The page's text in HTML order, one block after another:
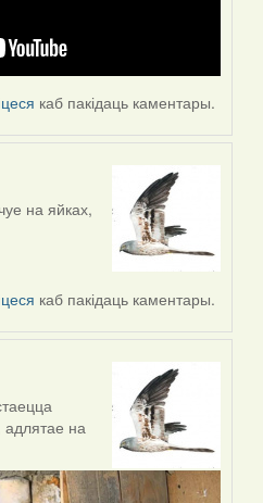
каб пакідаць каментары.
на яйках,
каб пакідаць каментары.
адлятае на